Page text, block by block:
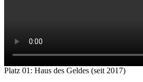
Platz 01: Haus des Geldes (seit 2017)